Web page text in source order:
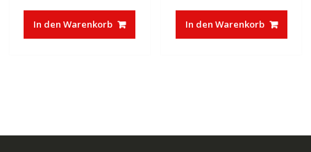
war:
€83,32
ist:
€50,01.
In den Warenkorb
war:
€83,32
ist:
€50,01.
In den Warenkorb